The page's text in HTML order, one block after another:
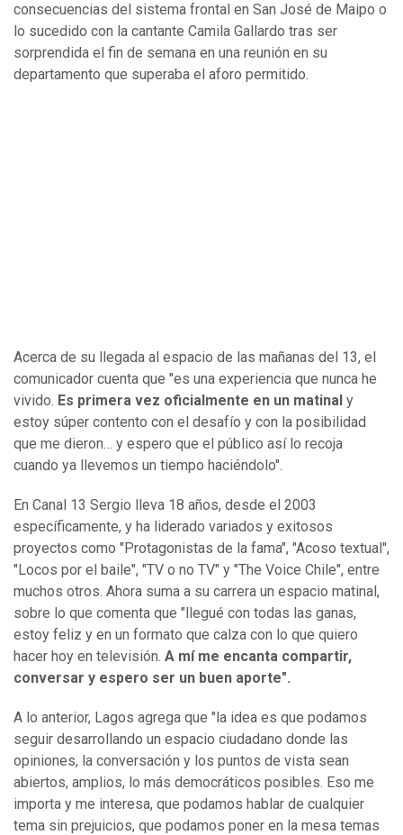
consecuencias del sistema frontal en San José de Maipo o
lo sucedido con la cantante Camila Gallardo tras ser
sorprendida el fin de semana en una reunión en su
departamento que superaba el aforo permitido.
Acerca de su llegada al espacio de las mañanas del 13, el
comunicador cuenta que "es una experiencia que nunca he
vivido. Es primera vez oficialmente en un matinal y
estoy súper contento con el desafío y con la posibilidad
que me dieron… y espero que el público así lo recoja
cuando ya llevemos un tiempo haciéndolo".
En Canal 13 Sergio lleva 18 años, desde el 2003
específicamente, y ha liderado variados y exitosos
proyectos como "Protagonistas de la fama", "Acoso textual",
"Locos por el baile", "TV o no TV" y "The Voice Chile", entre
muchos otros. Ahora suma a su carrera un espacio matinal,
sobre lo que comenta que "llegué con todas las ganas,
estoy feliz y en un formato que calza con lo que quiero
hacer hoy en televisión. A mí me encanta compartir,
conversar y espero ser un buen aporte".
A lo anterior, Lagos agrega que "la idea es que podamos
seguir desarrollando un espacio ciudadano donde las
opiniones, la conversación y los puntos de vista sean
abiertos, amplios, lo más democráticos posibles. Eso me
importa y me interesa, que podamos hablar de cualquier
tema sin prejuicios, que podamos poner en la mesa temas